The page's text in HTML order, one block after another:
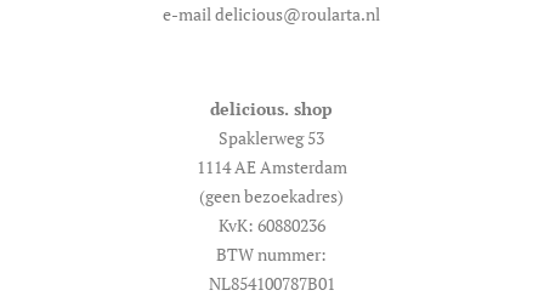
e-mail delicious@roularta.nl
delicious. shop
Spaklerweg 53
1114 AE Amsterdam
(geen bezoekadres)
KvK: 60880236
BTW nummer:
NL854100787B01